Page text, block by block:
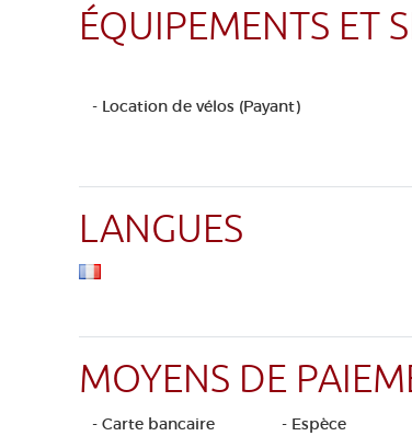
ÉQUIPEMENTS ET
- Location de vélos (Payant)
LANGUES
MOYENS DE
- Carte bancaire - Espèce